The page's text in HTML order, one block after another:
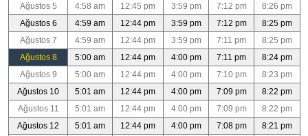
Ağustos 5
4:58 am 12:45 pm 3:59 pm 7:12 pm
8:26 pm
Ağustos 6
4:59 am 12:44 pm 3:59 pm 7:12 pm
8:25 pm
Ağustos 7
4:59 am 12:44 pm 3:59 pm 7:11 pm
8:25 pm
Ağustos 8
5:00 am 12:44 pm 4:00 pm 7:11 pm
8:24 pm
Ağustos 9
5:00 am 12:44 pm 4:00 pm 7:10 pm
8:23 pm
Ağustos 10
5:01 am 12:44 pm 4:00 pm 7:09 pm
8:22 pm
Ağustos 11
5:01 am 12:44 pm 4:00 pm 7:09 pm
8:22 pm
Ağustos 12
5:01 am 12:44 pm 4:00 pm 7:08 pm
8:21 pm